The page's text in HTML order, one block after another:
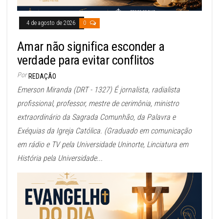
4 de agosto de 2026 0
Amar não significa esconder a
verdade para evitar conflitos
Por REDAÇÃO
Emerson Miranda (DRT - 1327) É jornalista, radialista
profissional, professor, mestre de cerimônia, ministro
extraordinário da Sagrada Comunhão, da Palavra e
Exéquias da Igreja Católica. (Graduado em comunicação
em rádio e TV pela Universidade Uninorte, Linciatura em
História pela Universidade...